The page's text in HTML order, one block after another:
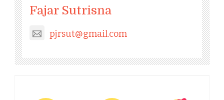
Fajar Sutrisna
pjrsut@gmail.com